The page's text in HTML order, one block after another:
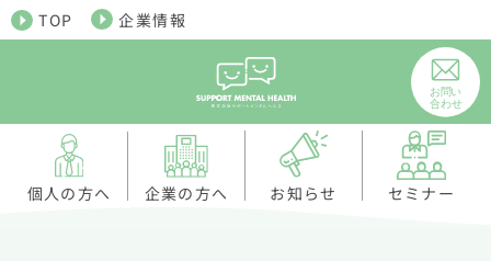
TOP 企業情報
個人の方へ 企業の方へ お知らせ セミナー